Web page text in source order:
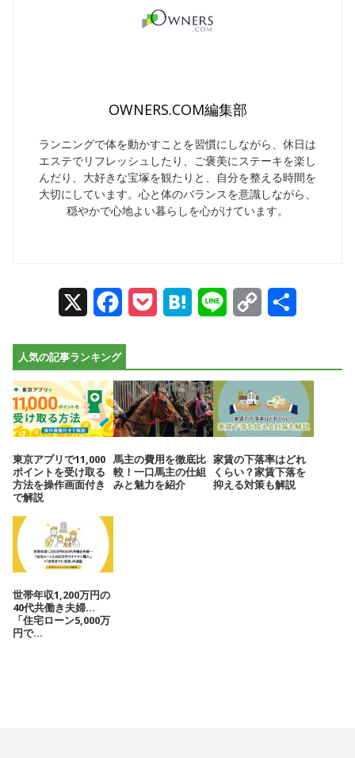
OWNERS.COM編集部
ランニングで体を動かすことを習慣にしながら、休日は
エステでリフレッシュしたり、ご褒美にステーキを楽し
んだり、大好きな宝塚を観たりと、自分を整える時間を
大切にしています。心と体のバランスを意識しながら、
穏やかで心地よい暮らしを心がけています。
Facebook
Pocket Hatena Line
Copy
人気の記事ランキング
東京アプリで11,000
ポイントを受け取る
方法を操作画面付き
で解説
馬主の費用を徹底比
較！一口馬主の仕組
みと魅力を紹介
家賃の下落率はどれ
くらい？家賃下落を
抑える対策も解説
世帯年収1,200万円の
40代共働き夫婦…
「住宅ローン5,000万
円で...